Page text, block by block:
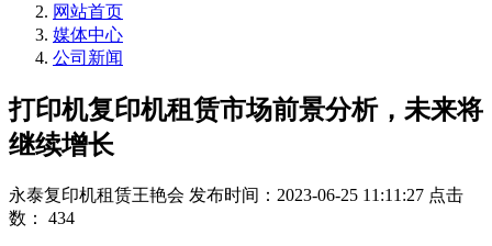
网站首页
媒体中心
公司新闻
打印机复印机租赁市场前景分析，未来将
继续增长
永泰复印机租赁王艳会 发布时间：2023-06-25 11:11:27 点击
数： 434